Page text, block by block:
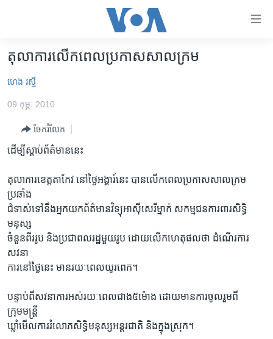
ទាក់ទង
រំលង​
និង​
ទំព័រ​
ព័ត៌មាន​​
ម្តង
រំលង​
ចូល​
រំលង​
និង​
ចូល​
កម្ពុជា
អន្តរជាតិ
អាមេរិក
ចិន
ហេឡូវីអូអេ
ព្រឹត្តិការណ៍ព័ត៌មាន
ទូរទស្សន៍ / វីដេអូ​
វិទ្យុ / ផតខាសថ៍
កម្មវិធីទាំងអស់
Khmer English
បណ្តាញ​សង្គម
តុលាការលើកពេលប្រកាសសាលក្រម
ហេង រស្មី
09 កុម្ភៈ 2010
ចែករំលែក
ដើម្បីស្តាប់ព័ត៌មាននេះ
តុលាការខេត្តតាកែវ នៅថ្ងៃអង្គារ៍នេះ បានលើកពេលប្រកាសសាលក្រម
ប្រឆាំង
ជំទាស់ទៅនឹងអ្នកយកព័ត៌មានវិទ្យុអាស៊ីសេរីម្នាក់ សកម្មជនការពារសិទ្ធិ
មនុស្ស
ចំនួនពីររូប និងប្រជាពលរដ្ឋមួយរូប ដោយលើកហេតុផលថា ដំណើរការ
សវនា
ការនៅថ្ងៃនេះ មានរយៈពេលយូរពេក។
បន្ទាប់ពីសវនាការអស់រយៈពេលជាង៥ម៉ោង ដោយមានការចូលរួមពី
ក្រុមមន្រ្តី
ឃ្លាំមើលការរំលោភសិទ្ធិមនុស្សអន្តរជាតិ និងក្នុងស្រុក។